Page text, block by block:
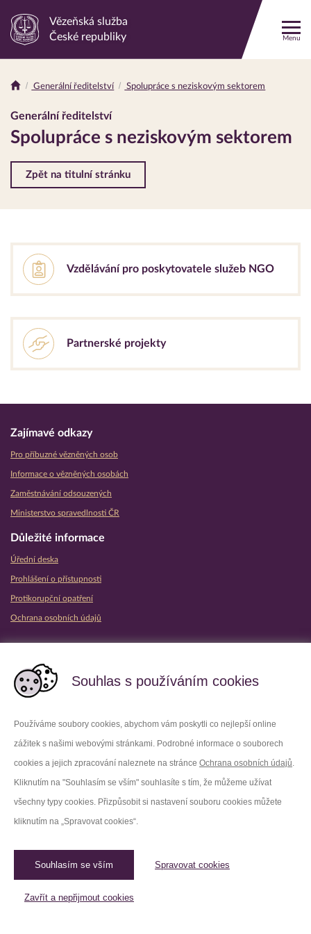
Souhlas s používáním cookies
Používáme soubory cookies, abychom vám poskytli co nejlepší online
zážitek s našimi webovými stránkami. Podrobné informace o souborech
cookies a jejich zpracování naleznete na stránce Ochrana osobních údajů.
Kliknutím na "Souhlasím se vším" souhlasíte s tím, že můžeme užívat
všechny typy cookies. Přizpůsobit si nastavení souboru cookies můžete
kliknutím na „Spravovat cookies“.
Souhlasím se vším Spravovat cookies
Zavřít a nepřijmout cookies
Odkaz
stránku
Vězeňská služba
České republiky
Menu
Drobečková
navigace
Generální ředitelství Spolupráce s neziskovým sektorem
Generální ředitelství
Spolupráce s neziskovým sektorem
Zpět na titulní stránku
Vzdělávání pro poskytovatele služeb NGO
Partnerské projekty
Zajímavé odkazy
Pro příbuzné vězněných osob
Informace o vězněných osobách
Zaměstnávání odsouzených
Ministerstvo spravedlnosti ČR
Důležité informace
Úřední deska
Prohlášení o přístupnosti
Protikorupční opatření
Ochrana osobních údajů
Facebook Youtube
LinkedIn
Spravovat cookies